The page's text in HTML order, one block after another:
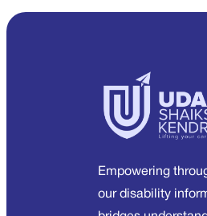
Empowering
our disability